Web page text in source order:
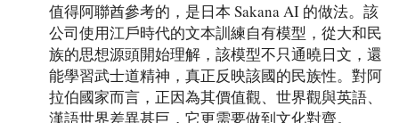
值得阿聯酋參考的，是日本 Sakana AI 的做法。該
公司使用江戶時代的文本訓練自有模型，從大和民
族的思想源頭開始理解，該模型不只通曉日文，還
能學習武士道精神，真正反映該國的民族性。對阿
拉伯國家而言，正因為其價值觀、世界觀與英語、
漢語世界差異甚巨，它更需要做到文化對齊。